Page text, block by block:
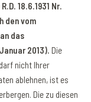
18.6.1931 Nr.
den vom
das
2013). Die
nicht Ihrer
ablehnen, ist es
Die zu diesen